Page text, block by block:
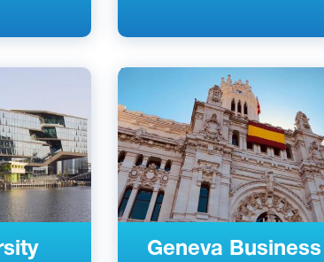
Geneva Business
Английский
Барселона, Мадрид, Испания
Частный